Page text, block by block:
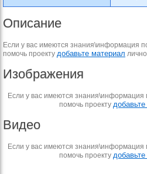
Описание
Если у вас имеются знания\информация
помочь проекту добавьте материал лично
Изображения
Если у вас имеются знания\информация
помочь проекту
Видео
Если у вас имеются знания\информация
помочь проекту